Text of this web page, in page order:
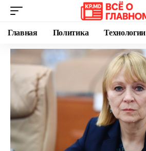
Главная Политика Технологии